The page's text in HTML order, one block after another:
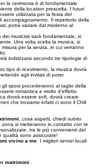
la cerimonia è di fondamentale
della location prescelta. I futuri
utilizzata per la festa del
accompagnamento. Il repertorio della
potrà variare dal moderno al
musicisti sarà fondamentale, si
Una volta scelta la musica, si
per la serata, in cui verranno
indirizzarsi secondo tre tipologie di
tipo di ricevimento, la musica dovrà
agli invitati di poter
sposi procederanno al taglio della
romantica e molto d’effetto.
dovrà essere soft, dovrà creare
che troviamo infatti ci sono il Chill
, cosa aspetti, chiedi subito
si metteranno in contatto con te
tra le più convenienti del
qualità sono assicurate!
vicino a me . I migliori servizi locali
matrimoni